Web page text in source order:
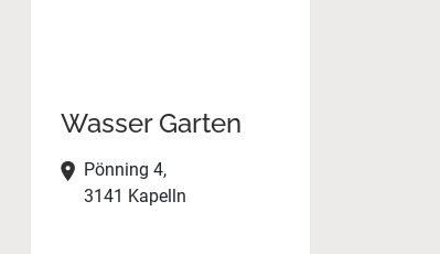
Wasser Garten
Pönning 4,
3141 Kapelln